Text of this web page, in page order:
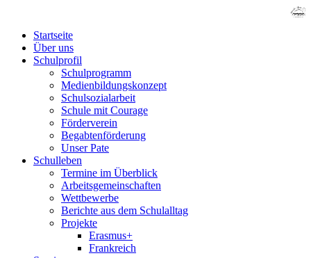
Startseite
Über uns
Schulprofil
Schulprogramm
Medienbildungskonzept
Schulsozialarbeit
Schule mit Courage
Förderverein
Begabtenförderung
Unser Pate
Schulleben
Termine im Überblick
Arbeitsgemeinschaften
Wettbewerbe
Berichte aus dem Schulalltag
Projekte
Erasmus+
Frankreich